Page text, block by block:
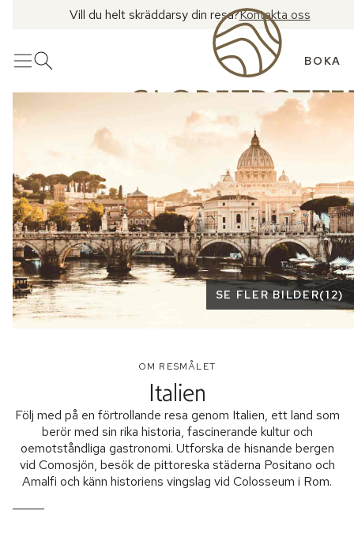
Vill du helt skräddarsy din resa?Kontakta oss
MenyÖppna sök BOKA
Se fler bilder
SE FLER BILDER(12)
OM RESMÅLET
Italien
Följ med på en förtrollande resa genom Italien, ett land som
berör med sin rika historia, fascinerande kultur och
oemotståndliga gastronomi. Utforska de hisnande bergen
vid Comosjön, besök de pittoreska städerna Positano och
Amalfi och känn historiens vingslag vid Colosseum i Rom.